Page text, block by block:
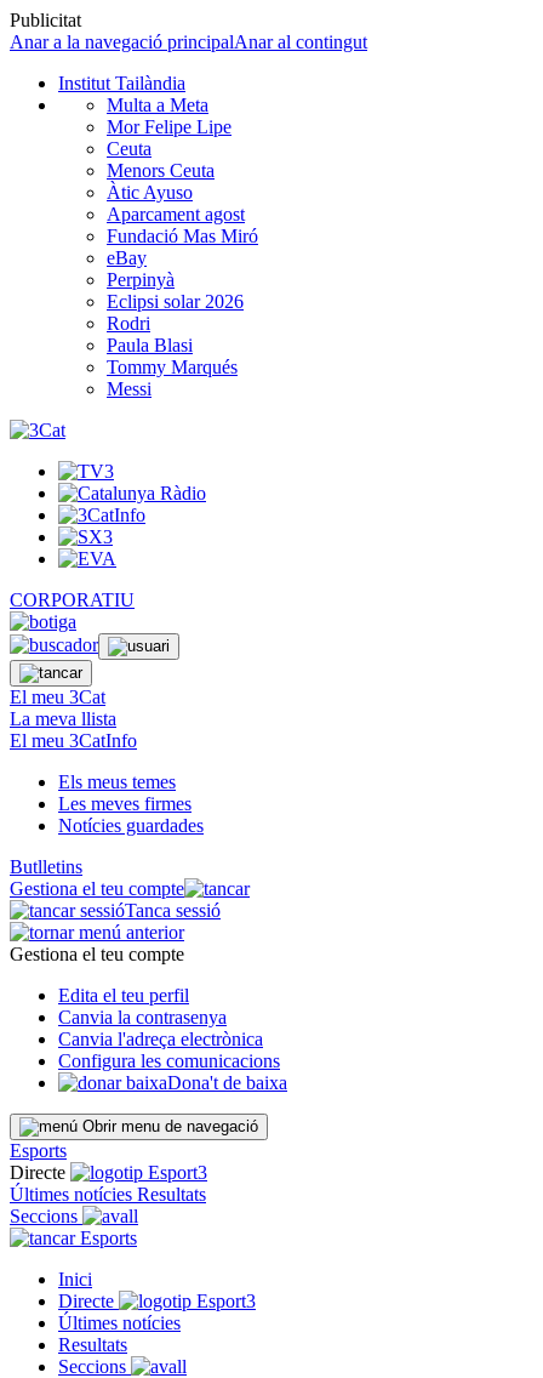
Publicitat
Anar a la navegació principalAnar al contingut
Institut Tailàndia
Multa a Meta
Mor Felipe Lipe
Ceuta
Menors Ceuta
Àtic Ayuso
Aparcament agost
Fundació Mas Miró
eBay
Perpinyà
Eclipsi solar 2026
Rodri
Paula Blasi
Tommy Marqués
Messi
CORPORATIU
El meu 3Cat
La meva llista
El meu 3CatInfo
Els meus temes
Les meves firmes
Notícies guardades
Butlletins
Gestiona el teu compte
Tanca sessió
Gestiona el teu compte
Edita el teu perfil
Canvia la contrasenya
Canvia l'adreça electrònica
Configura les comunicacions
Dona't de baixa
Obrir menu de navegació
Esports
Directe
Últimes notícies Resultats
Seccions
Esports
Inici
Directe
Últimes notícies
Resultats
Seccions